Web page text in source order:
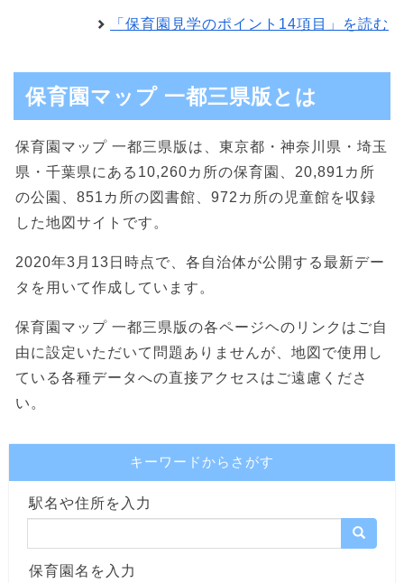
「保育園見学のポイント14項目」を読む
保育園マップ 一都三県版とは
保育園マップ 一都三県版は、東京都・神奈川県・埼玉
県・千葉県にある10,260カ所の保育園、20,891カ所
の公園、851カ所の図書館、972カ所の児童館を収録
した地図サイトです。
2020年3月13日時点で、各自治体が公開する最新デー
タを用いて作成しています。
保育園マップ 一都三県版の各ページヘのリンクはご自
由に設定いただいて問題ありませんが、地図で使用し
ている各種データへの直接アクセスはご遠慮くださ
い。
キーワードからさがす
駅名や住所を入力
保育園名を入力